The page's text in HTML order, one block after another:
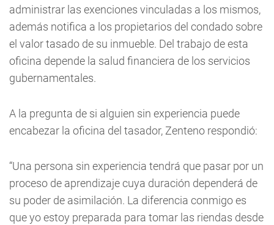
administrar las exenciones vinculadas a los mismos,
además notifica a los propietarios del condado sobre
el valor tasado de su inmueble. Del trabajo de esta
oficina depende la salud financiera de los servicios
gubernamentales.
A la pregunta de si alguien sin experiencia puede
encabezar la oficina del tasador, Zenteno respondió:
“Una persona sin experiencia tendrá que pasar por un
proceso de aprendizaje cuya duración dependerá de
su poder de asimilación. La diferencia conmigo es
que yo estoy preparada para tomar las riendas desde